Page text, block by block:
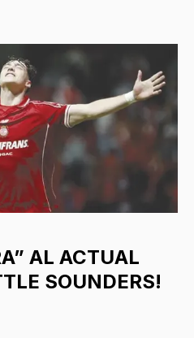
AL ACTUAL
SOUNDERS!